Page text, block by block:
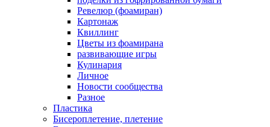
Ревелюр (фоамиран)
Картонаж
Квиллинг
Цветы из фоамирана
развивающие игры
Кулинария
Личное
Новости сообщества
Разное
Пластика
Бисероплетение, плетение